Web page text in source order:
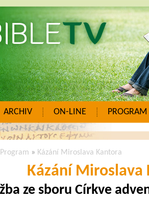
ARCHIV ON-LINE PROGRAM
Program » Kázání Miroslava Kantora
Kázání Miroslava
ze sboru Církve